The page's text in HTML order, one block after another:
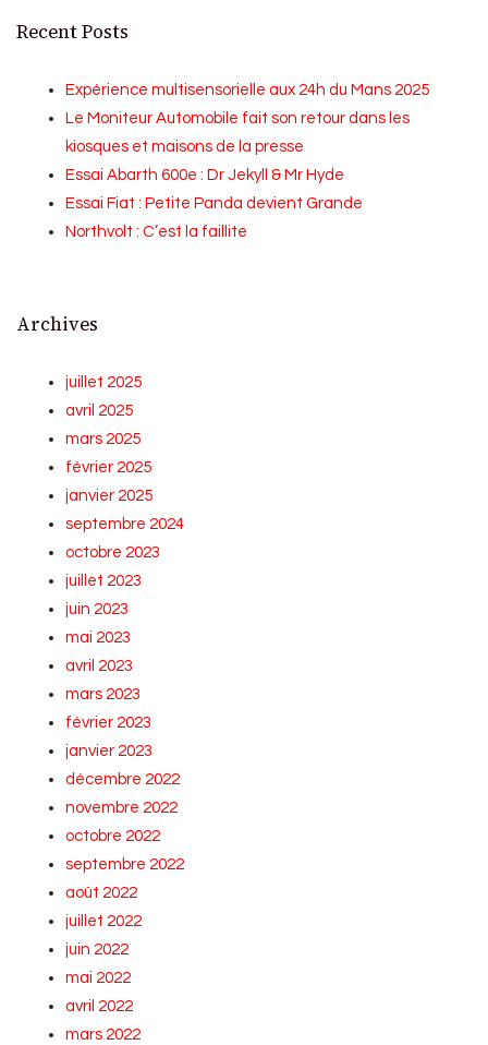
Recent Posts
Expérience multisensorielle aux 24h du Mans 2025
Le Moniteur Automobile fait son retour dans les
kiosques et maisons de la presse
Essai Abarth 600e : Dr Jekyll & Mr Hyde
Essai Fiat : Petite Panda devient Grande
Northvolt : C’est la faillite
Archives
juillet 2025
avril 2025
mars 2025
février 2025
janvier 2025
septembre 2024
octobre 2023
juillet 2023
juin 2023
mai 2023
avril 2023
mars 2023
février 2023
janvier 2023
décembre 2022
novembre 2022
octobre 2022
septembre 2022
août 2022
juillet 2022
juin 2022
mai 2022
avril 2022
mars 2022